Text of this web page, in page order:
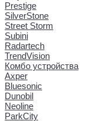
Prestige
SilverStone
Street Storm
Subini
Radartech
TrendVision
Комбо устройства
Axper
Bluesonic
Dunobil
Neoline
ParkCity